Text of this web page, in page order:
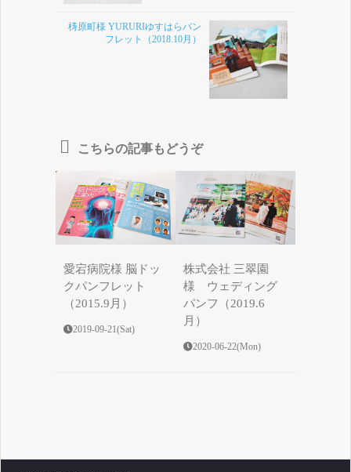
梼原町様 YURURIゆすはらパン
フレット（2018.10月）
こちらの記事もどうぞ
愛宕病院様 脳ドッ
クパンフレット
（2015.9月）
2019-09-21(Sat)
株式会社 三翠園
様 ウェディング
パンフ（2019.6
月）
2020-06-22(Mon)